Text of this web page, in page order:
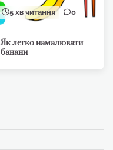
5 хв читання 0
Як легко намалювати
банани